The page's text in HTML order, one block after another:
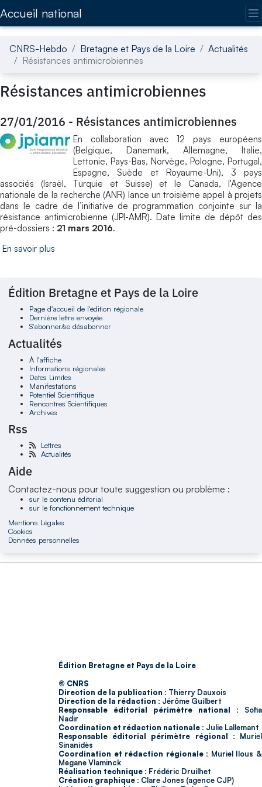
Accueil national
CNRS-Hebdo Bretagne et Pays de la Loire
Actualités
Résistances antimicrobiennes
Résistances antimicrobiennes
27/01/2016 - Résistances antimicrobiennes
En collaboration avec 12 pays européens
(Belgique, Danemark, Allemagne, Italie,
Lettonie, Pays-Bas, Norvège, Pologne, Portugal,
Espagne, Suède et Royaume-Uni), 3 pays
associés (Israël, Turquie et Suisse) et le Canada, l'Agence
nationale de la recherche (ANR) lance un troisième appel à projets
dans le cadre de l’initiative de programmation conjointe sur la
résistance antimicrobienne (JPI-AMR). Date limite de dépôt des
pré-dossiers : 21 mars 2016.
En savoir plus
Édition Bretagne et Pays de la Loire
Page d'accueil de l'édition régionale
Dernière lettre envoyée
S'abonner/se désabonner
Actualités
À l'affiche
Informations régionales
Dates Limites
Manifestations
Potentiel Scientifique
Rencontres Scientifiques
Archives
Rss
Lettres
Actualités
Aide
Contactez-nous pour toute suggestion ou problème :
sur le contenu éditorial
sur le fonctionnement technique
Mentions Légales
Cookies
Données personnelles
Édition Bretagne et Pays de la Loire
© CNRS
Direction de la publication : Thierry Dauxois
Direction de la rédaction : Jérôme Guilbert
Responsable éditorial périmètre national : Sofia
Nadir
Coordination et rédaction nationale : Julie Lallemant
Responsable éditorial périmètre régional : Muriel
Sinanidès
Coordination et rédaction régionale : Muriel Ilous &
Megane Vlaminck
Réalisation technique : Frédéric Druilhet
Création graphique : Clare Jones (agence CJP)